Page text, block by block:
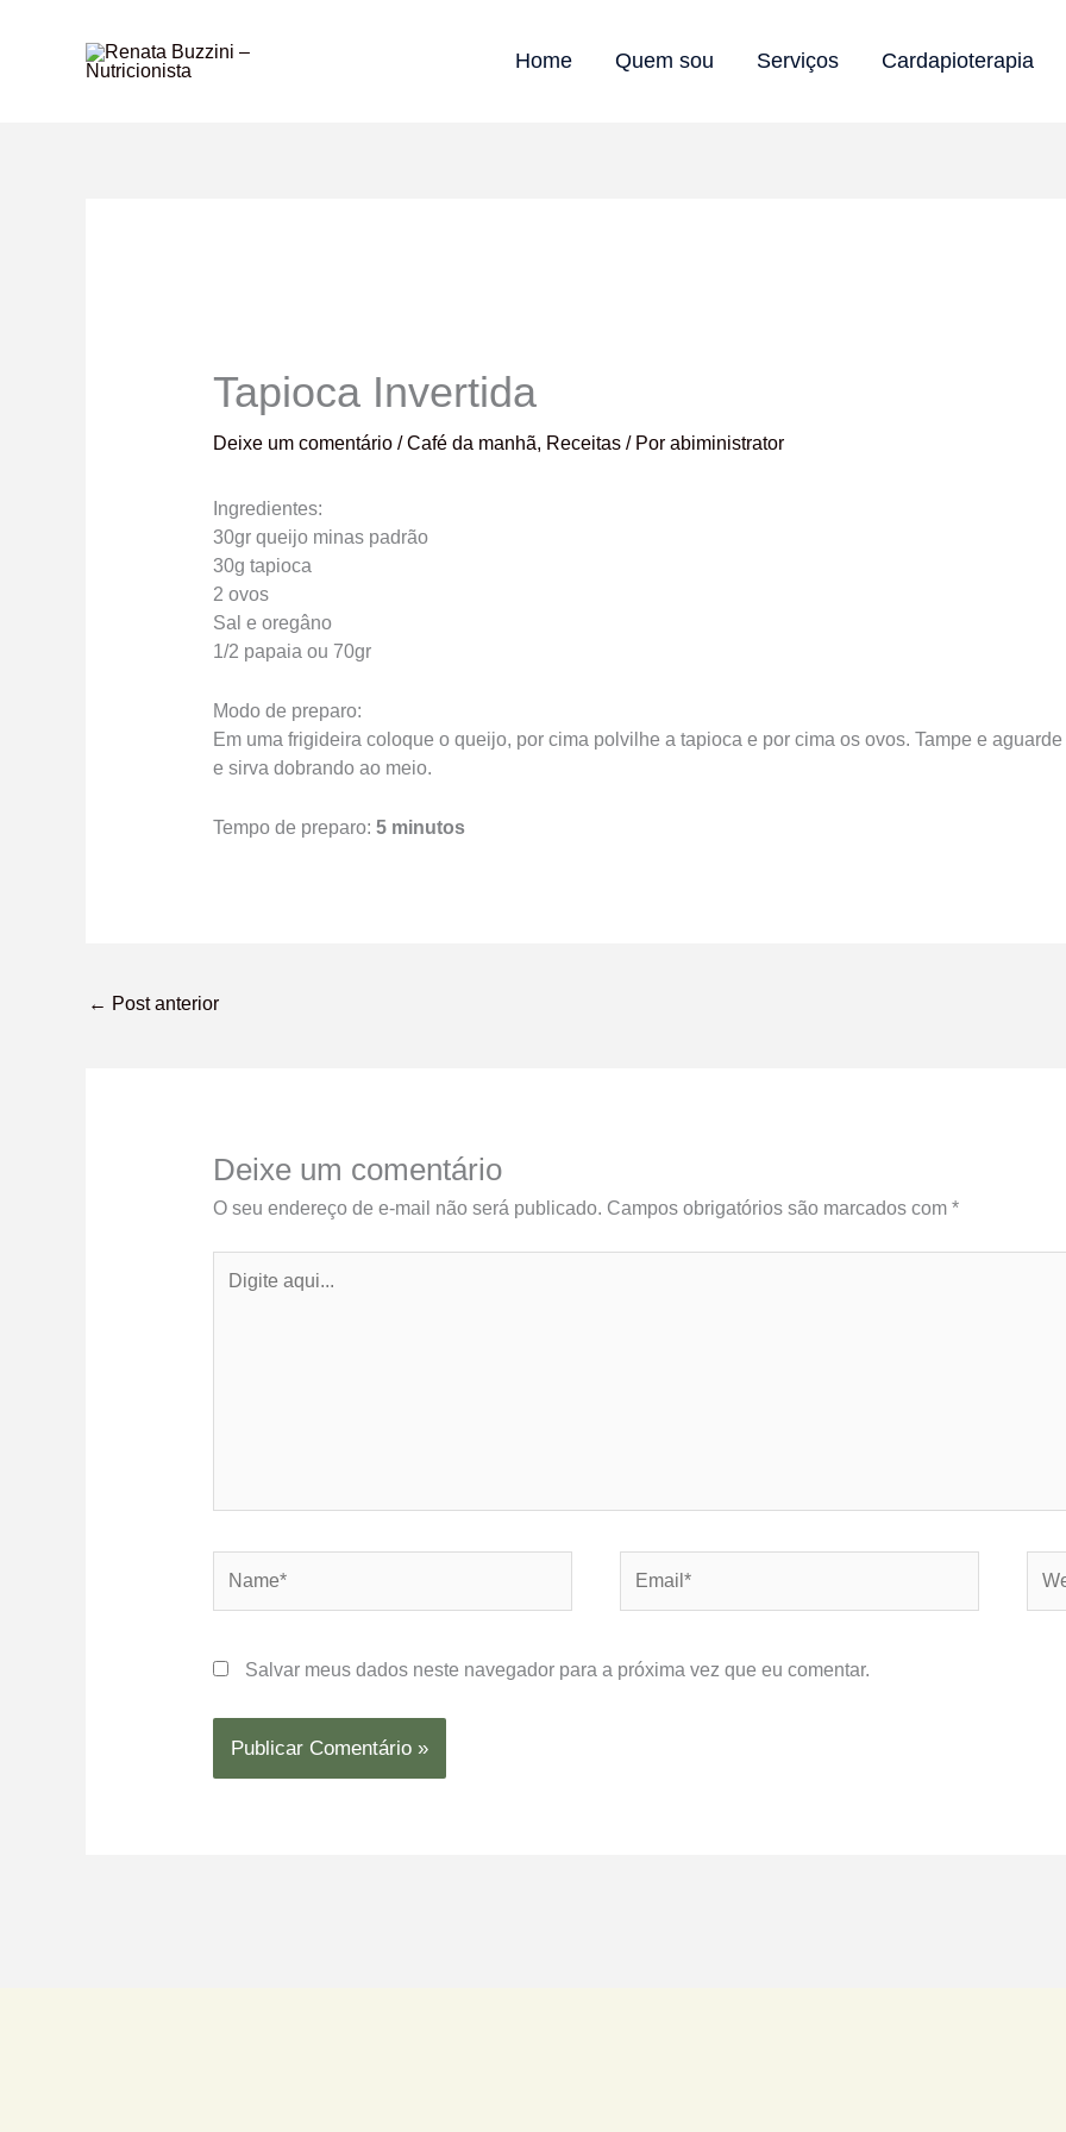
Home Quem sou Serviços Cardapioterapia
Tapioca Invertida
Deixe um comentário /Café da manhã, Receitas/ Por abiministrator
Ingredientes:
30gr queijo minas padrão
30g tapioca
2 ovos
Sal e oregâno
1/2 papaia ou 70gr
Modo de preparo:
Em uma frigideira coloque o queijo, por cima polvilhe a tapioca e por cima os ovos. Tampe e
e sirva dobrando ao meio.
Tempo de preparo: 5 minutos
← Post anterior
Deixe um comentário
O seu endereço de e-mail não será publicado. Campos obrigatórios são marcados com *
aqui...
Salvar meus dados neste navegador para a próxima vez que eu comentar.